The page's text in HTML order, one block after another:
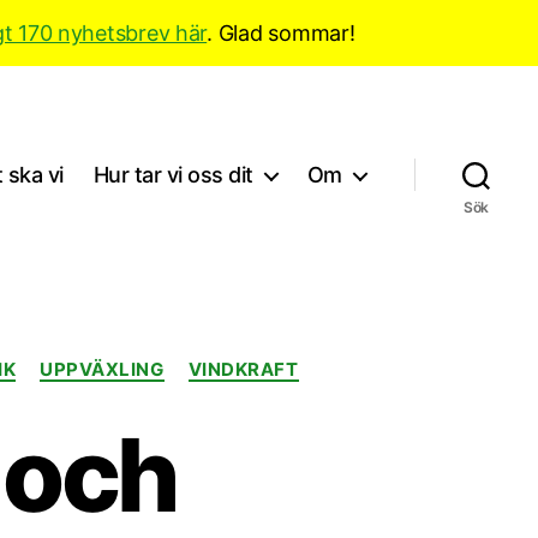
170 nyhetsbrev här. Glad sommar!
ska vi Hur tar vi oss dit Om
Sök
UPPVÄXLING VINDKRAFT